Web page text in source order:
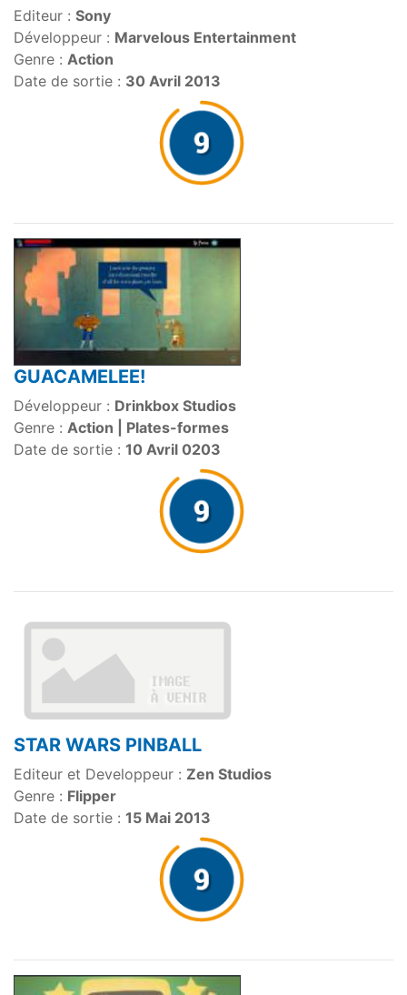
Editeur : Sony
Développeur : Marvelous Entertainment
Genre : Action
Date de sortie : 30 Avril 2013
GUACAMELEE!
Développeur : Drinkbox Studios
Genre : Action | Plates-formes
Date de sortie : 10 Avril 0203
STAR WARS PINBALL
Editeur et Developpeur : Zen Studios
Genre : Flipper
Date de sortie : 15 Mai 2013